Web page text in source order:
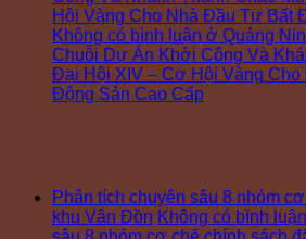
Hội Vàng Cho Nhà Đầu Tư Bất
Không có bình luận ở Quảng
Chuỗi Dự Án Khởi Công Và
Đại Hội XIV – Cơ Hội Vàng
Động Sản Cao Cấp
Phân tích chuyên sâu 8 nhóm
khu Vân Đồn Không có bình luận